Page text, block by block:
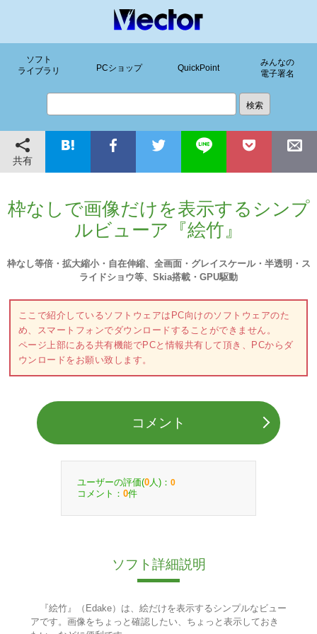
ソフト
ライブラリ
PCショップ QuickPoint
みんなの
電子署名
共有
枠なしで画像だけを表示するシンプ
ルビューア『絵竹』
枠なし等倍・拡大縮小・自在伸縮、全画面・グレイスケール・半透明・ス
ライドショウ等、Skia搭載・GPU駆動
ここで紹介しているソフトウェアはPC向けのソフトウェアのた
め、スマートフォンでダウンロードすることができません。
ページ上部にある共有機能でPCと情報共有して頂き、PCからダ
ウンロードをお願い致します。
コメント
ユーザーの評価(0 人)： 0
コメント： 0件
ソフト詳細説明
『絵竹』（Edake）は、絵だけを表示するシンプルなビュー
アです。画像をちょっと確認したい、ちょっと表示しておき